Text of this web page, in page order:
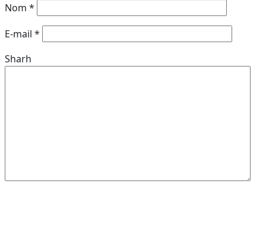
Nom *
E-mail *
Sharh